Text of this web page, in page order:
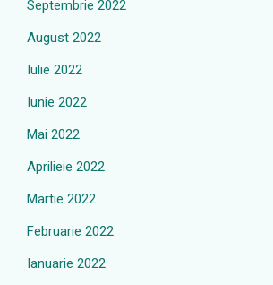
Septembrie 2022
August 2022
Iulie 2022
Iunie 2022
Mai 2022
Aprilieie 2022
Martie 2022
Februarie 2022
Ianuarie 2022